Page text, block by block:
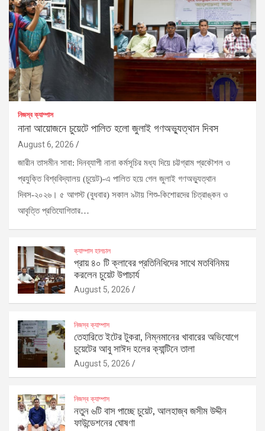
নিজস্ব ক্যাম্পাস
নানা আয়োজনে চুয়েটে পালিত হলো জুলাই গণঅভ্যুত্থান দিবস
August 6, 2026
জারীন তাসমীন সাবা: দিনব্যাপী নানা কর্মসূচির মধ্য দিয়ে চট্টগ্রাম প্রকৌশল ও
প্রযুক্তি বিশ্ববিদ্যালয় (চুয়েট)-এ পালিত হয়ে গেল জুলাই গণঅভ্যুত্থান
দিবস-২০২৬। ৫ আগস্ট (বুধবার) সকাল ৯টায় শিশু-কিশোরদের চিত্রাঙ্কন ও
আবৃত্তি প্রতিযোগিতার…
ক্যাম্পাস হালচাল
প্রায় ৪০ টি ক্লাবের প্রতিনিধিদের সাথে মতবিনিময়
করলেন চুয়েট উপাচার্য
August 5, 2026
নিজস্ব ক্যাম্পাস
তেহারিতে ইটের টুকরা, নিম্নমানের খাবারের অভিযোগে
চুয়েটের আবু সাঈদ হলের ক্যান্টিনে তালা
August 5, 2026
নিজস্ব ক্যাম্পাস
নতুন ৬টি বাস পাচ্ছে চুয়েট, আলহাজ্ব জসীম উদ্দীন
ফাউন্ডেশনের ঘোষণা